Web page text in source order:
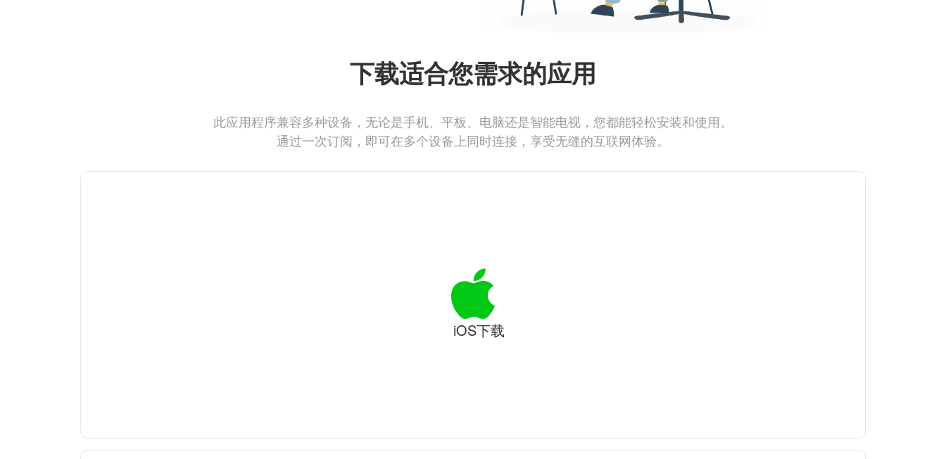
下载适合您需求的应用
此应用程序兼容多种设备，无论是手机、平板、电脑还是智能电视，您都能轻松安装和使用。
通过一次订阅，即可在多个设备上同时连接，享受无缝的互联网体验。
iOS下载